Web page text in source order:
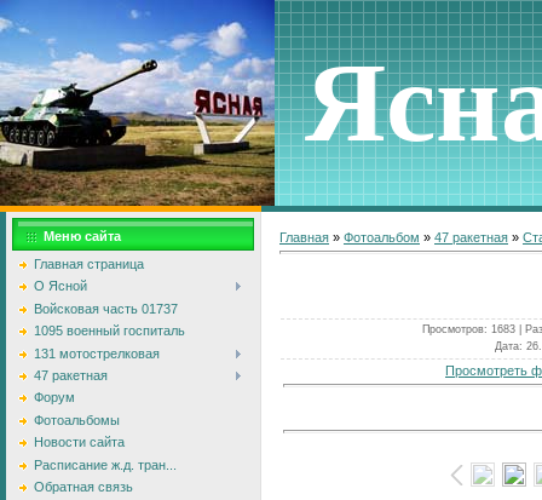
Меню сайта
Главная страница
О Ясной
Войсковая часть 01737
1095 военный госпиталь
131 мотострелковая
47 ракетная
Форум
Фотоальбомы
Новости сайта
Расписание ж.д. тран...
Обратная связь
Главная » Фотоальбом » 47 ракетная »
Просмотров: 1683 |
Дата:
Просмотреть